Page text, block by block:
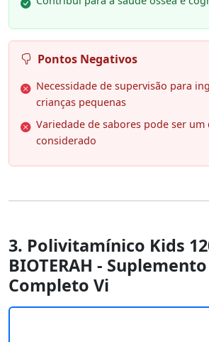
Pontos Negativos
Necessidade de supervisão para
crianças pequenas
Variedade de sabores pode ser
considerado
3. Polivitamínico Kids
BIOTERAH -
Completo Vi